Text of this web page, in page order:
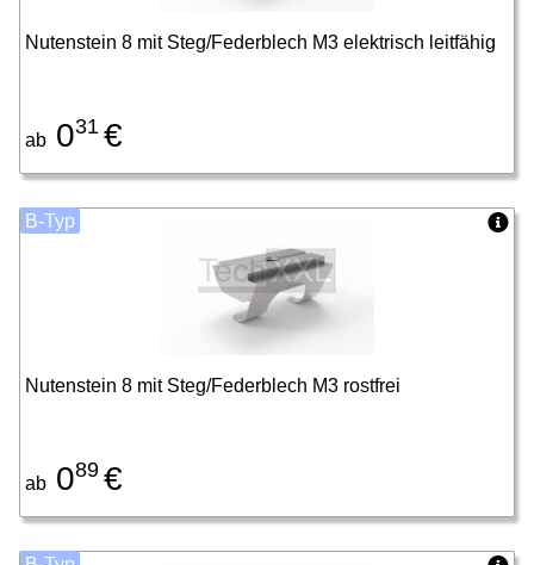
Nutenstein 8 mit Steg/Federblech M3 elektrisch leitfähig
ab 031 €
Nutenstein 8 mit Steg/Federblech M3 rostfrei
ab 089 €
B-Typ